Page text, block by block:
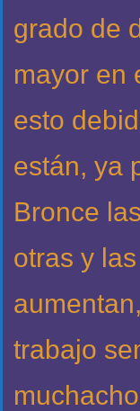
grado de
mayor en
esto
están, ya
Bronce
otras y
trabajo